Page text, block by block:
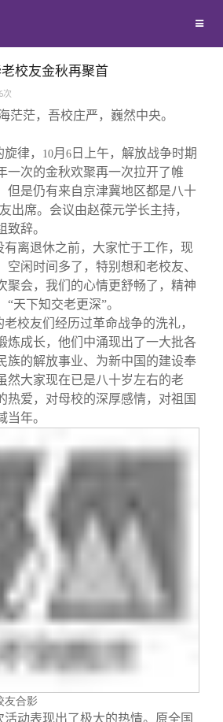
地区联络
年级联络
院系校友工作
专业委员会
兴趣群体
西南联大校友会
母校
捐赠项目
捐赠新闻
捐赠纪事
捐赠方法
义工计划
平台
《清华校友通讯》
《水木清华》
我要订阅
新媒体平台
清华
清华人物
清华故事
青春风采
校友文苑
校友讲坛
校友视界
服务
终身学习
信息化服务
三创大赛
实用信息
总会
总会简介
会长致辞
总会章程
理事会名单
制度法规
联系我们
校友金秋再聚首
次
茫茫，吾校庄严，巍然中央。
律， 10月 6 日上午，解放战争时期
一次的金秋欢聚再一次拉开了帷
但是仍有来自京津冀地区都是八十
出席。会议由赵葆元学长主持，
致辞。
有离退休之前，大家忙于工作，现
空闲时间多了，特别想和老校友、
聚会，我们的心情更舒畅了，精神
天下知交老更深”。
校友们经历过革命战争的洗礼，
炼成长，他们中涌现出了一大批各
族的解放事业、为新中国的建设奉
然大家现在已是八十岁左右的老
热爱，对母校的深厚感情，对祖国
当年。
友合影
动表现出了极大的热情。原全国